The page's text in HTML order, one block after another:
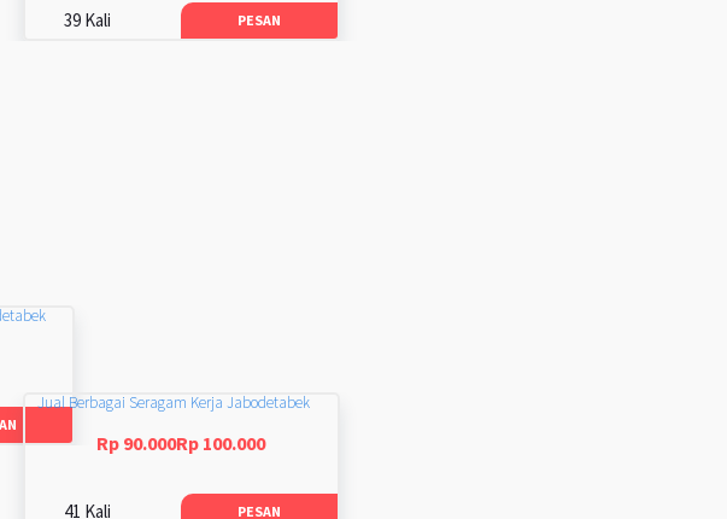
39 Kali PESAN
Jual Berbagai Seragam Kerja Jabodetabek
Rp 90.000Rp 100.000
41 Kali PESAN